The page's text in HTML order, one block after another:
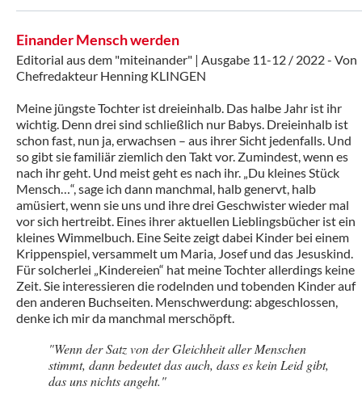
Einander Mensch werden
Editorial aus dem "miteinander" | Ausgabe 11-12 / 2022 - Von
Chefredakteur Henning KLINGEN
Meine jüngste Tochter ist dreieinhalb. Das halbe Jahr ist ihr
wichtig. Denn drei sind schließlich nur Babys. Dreieinhalb ist
schon fast, nun ja, erwachsen – aus ihrer Sicht jedenfalls. Und
so gibt sie familiär ziemlich den Takt vor. Zumindest, wenn es
nach ihr geht. Und meist geht es nach ihr. „Du kleines Stück
Mensch…“, sage ich dann manchmal, halb genervt, halb
amüsiert, wenn sie uns und ihre drei Geschwister wieder mal
vor sich hertreibt. Eines ihrer aktuellen Lieblingsbücher ist ein
kleines Wimmelbuch. Eine Seite zeigt dabei Kinder bei einem
Krippenspiel, versammelt um Maria, Josef und das Jesuskind.
Für solcherlei „Kindereien“ hat meine Tochter allerdings keine
Zeit. Sie interessieren die rodelnden und tobenden Kinder auf
den anderen Buchseiten. Menschwerdung: abgeschlossen,
denke ich mir da manchmal merschöpft.
"Wenn der Satz von der Gleichheit aller Menschen
stimmt, dann bedeutet das auch, dass es kein Leid gibt,
das uns nichts angeht."